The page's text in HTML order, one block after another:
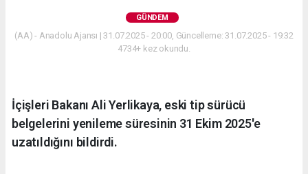
GÜNDEM
(AA) - Anadolu Ajansı | 31.07.2025 - 20:00, Güncelleme: 31.07.2025 - 19:32
4734+ kez okundu.
İçişleri Bakanı Ali Yerlikaya, eski tip sürücü
belgelerini yenileme süresinin 31 Ekim 2025'e
uzatıldığını bildirdi.